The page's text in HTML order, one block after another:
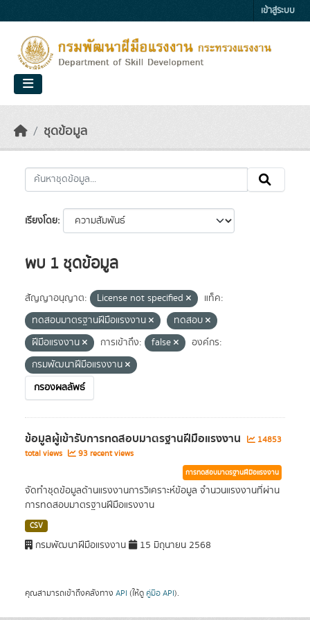
เข้าสู่ระบบ
ชุดข้อมูล
เรียงโดย
พบ 1 ชุดข้อมูล
สัญญาอนุญาต: License not specified
แท็ค:
ทดสอบมาตรฐานฝีมือแรงงาน
ทดสอบ
ฝีมือแรงงาน
การเข้าถึง: false
องค์กร:
กรมพัฒนาฝีมือแรงงาน
กรองผลลัพธ์
ข้อมูลผู้เข้ารับการทดสอบมาตรฐานฝีมือแรงงาน
14853
total views
93 recent views
การทดสอบมาตรฐานฝีมือแรงงาน
จัดทำชุดข้อมูลด้านแรงงานการวิเคราะห์ข้อมูล จำนวนแรงงานที่ผ่าน
การทดสอบมาตรฐานฝีมือแรงงาน
CSV
กรมพัฒนาฝีมือแรงงาน 15 มิถุนายน 2568
คุณสามารถเข้าถึงคลังทาง API (ให้ดู คู่มือ API).